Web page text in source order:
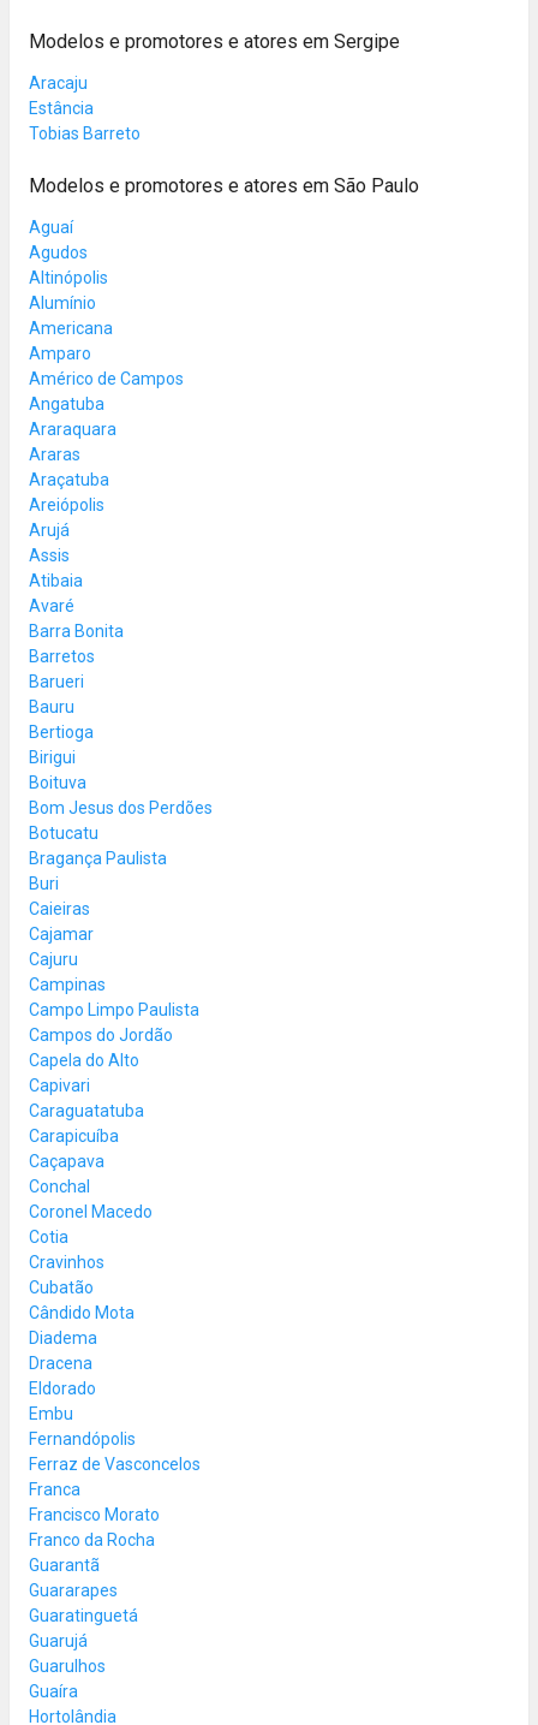
Modelos e promotores e atores em Sergipe
Aracaju
Estância
Tobias Barreto
Modelos e promotores e atores em São Paulo
Aguaí
Agudos
Altinópolis
Alumínio
Americana
Amparo
Américo de Campos
Angatuba
Araraquara
Araras
Araçatuba
Areiópolis
Arujá
Assis
Atibaia
Avaré
Barra Bonita
Barretos
Barueri
Bauru
Bertioga
Birigui
Boituva
Bom Jesus dos Perdões
Botucatu
Bragança Paulista
Buri
Caieiras
Cajamar
Cajuru
Campinas
Campo Limpo Paulista
Campos do Jordão
Capela do Alto
Capivari
Caraguatatuba
Carapicuíba
Caçapava
Conchal
Coronel Macedo
Cotia
Cravinhos
Cubatão
Cândido Mota
Diadema
Dracena
Eldorado
Embu
Fernandópolis
Ferraz de Vasconcelos
Franca
Francisco Morato
Franco da Rocha
Guarantã
Guararapes
Guaratinguetá
Guarujá
Guarulhos
Guaíra
Hortolândia